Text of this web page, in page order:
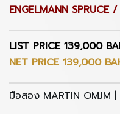
ENGELMANN SPRUCE
LIST PRICE 139,000
NET PRICE 139,000
มือสอง MARTIN